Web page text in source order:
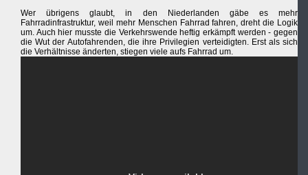
Wer übrigens glaubt, in den Niederlanden gäbe es mehr
Fahrradinfrastruktur, weil mehr Menschen Fahrrad fahren, dreht die Logik
um. Auch hier musste die Verkehrswende heftig erkämpft werden - gegen
die Wut der Autofahrenden, die ihre Privilegien verteidigten. Erst als sich
die Verhältnisse änderten, stiegen viele aufs Fahrrad um.